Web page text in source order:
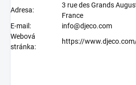
Adresa:
3 rue des Grands
France
E-mail:
info@djeco.com
Webová
stránka:
https://